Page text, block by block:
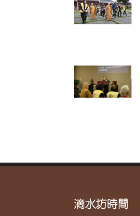
滴水坊時間